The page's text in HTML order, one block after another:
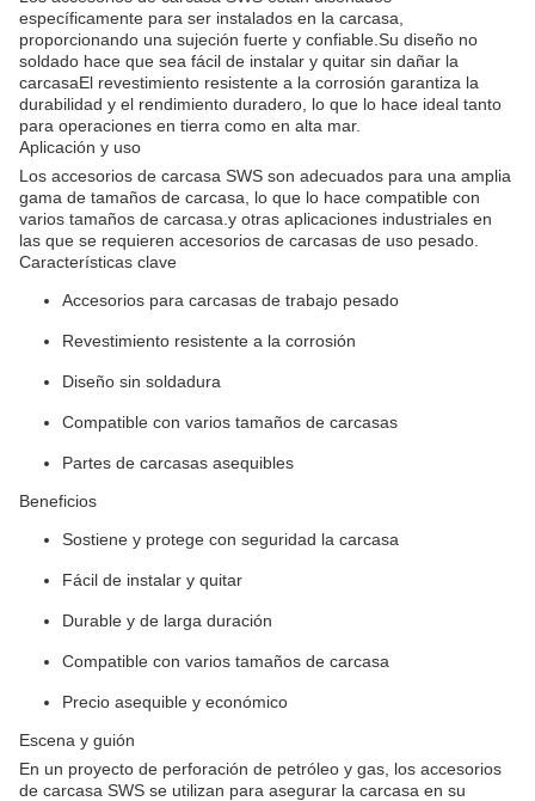
específicamente para ser instalados en la carcasa,
proporcionando una sujeción fuerte y confiable.Su diseño no
soldado hace que sea fácil de instalar y quitar sin dañar la
carcasaEl revestimiento resistente a la corrosión garantiza la
durabilidad y el rendimiento duradero, lo que lo hace ideal tanto
para operaciones en tierra como en alta mar.
Aplicación y uso
Los accesorios de carcasa SWS son adecuados para una amplia
gama de tamaños de carcasa, lo que lo hace compatible con
varios tamaños de carcasa.y otras aplicaciones industriales en
las que se requieren accesorios de carcasas de uso pesado.
Características clave
Accesorios para carcasas de trabajo pesado
Revestimiento resistente a la corrosión
Diseño sin soldadura
Compatible con varios tamaños de carcasas
Partes de carcasas asequibles
Beneficios
Sostiene y protege con seguridad la carcasa
Fácil de instalar y quitar
Durable y de larga duración
Compatible con varios tamaños de carcasa
Precio asequible y económico
Escena y guión
En un proyecto de perforación de petróleo y gas, los accesorios
de carcasa SWS se utilizan para asegurar la carcasa en su